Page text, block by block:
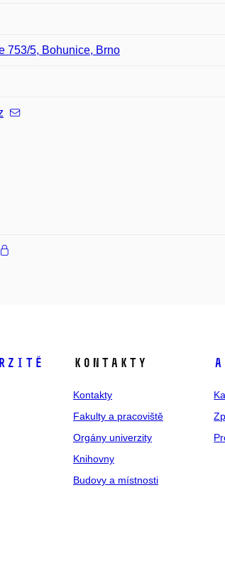
753/5, Bohunice, Brno
Kontakty
Kontakty
Fakulty a pracoviště
Orgány univerzity
Knihovny
Budovy a místnosti